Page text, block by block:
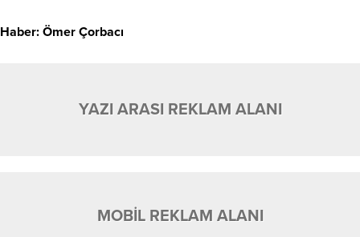
Haber: Ömer Çorbacı
YAZI ARASI REKLAM ALANI
MOBİL REKLAM ALANI